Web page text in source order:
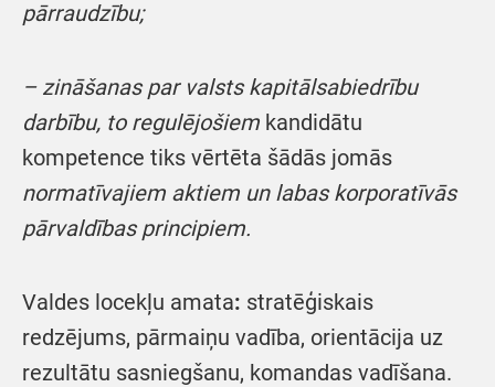
pārraudzību;
– zināšanas par valsts kapitālsabiedrību
darbību, to regulējošiem kandidātu
kompetence tiks vērtēta šādās jomās
normatīvajiem aktiem un labas korporatīvās
pārvaldības principiem.
Valdes locekļu amata: stratēģiskais
redzējums, pārmaiņu vadība, orientācija uz
rezultātu sasniegšanu, komandas vadīšana.